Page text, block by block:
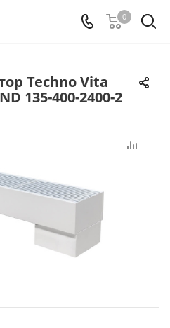
0
Techno Vita
135-400-2400-2